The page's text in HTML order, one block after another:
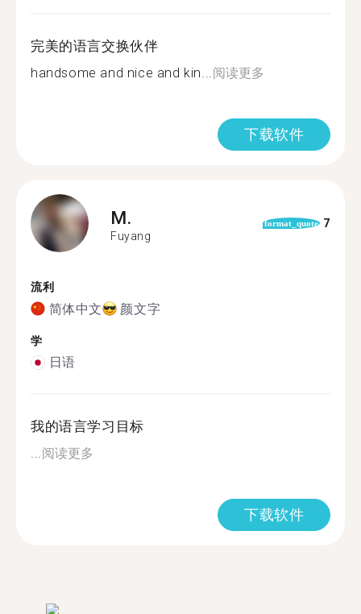
完美的语言交换伙伴
handsome and nice and kin...阅读更多
下载软件
M.
Fuyang
format_quote 7
流利
简体中文 颜文字
学
日语
我的语言学习目标
...阅读更多
下载软件